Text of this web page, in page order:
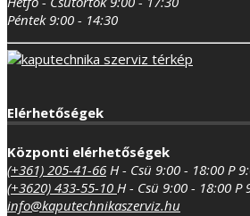
Péntek 9:00 - 14:30
Elérhetőségek
Központi elérhetőségek
(+361) 205-41-66 H - Csü 9:00 - 18:00 P
(+3620) 433-55-10 H - Csü 9:00 - 18:00 P
info@kaputechnikaszerviz.hu